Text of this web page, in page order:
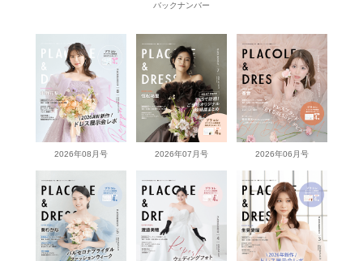
バックナンバー
2026年08月号 2026年07月号 2026年06月号